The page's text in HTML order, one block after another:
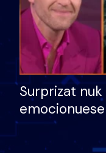
Surprizat
nëna dhe
nuk i mban